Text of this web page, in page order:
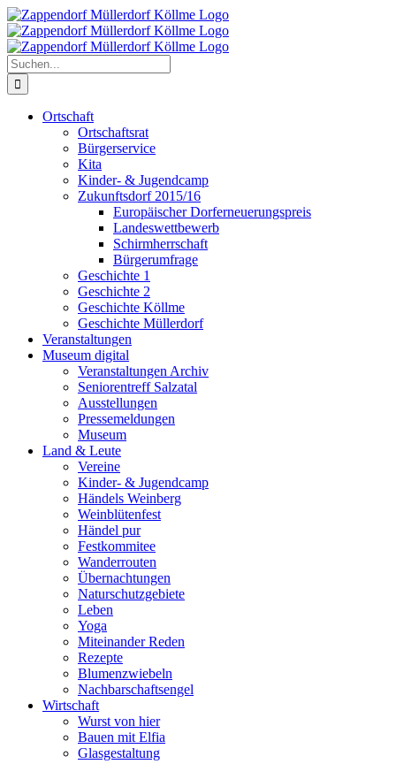
Zum
Inhalt
springen
Suche
nach:
Ortschaft
Ortschaftsrat
Bürgerservice
Kita
Kinder- & Jugendcamp
Zukunftsdorf 2015/16
Europäischer Dorferneuerungspreis
Landeswettbewerb
Schirmherrschaft
Bürgerumfrage
Geschichte 1
Geschichte 2
Geschichte Köllme
Geschichte Müllerdorf
Veranstaltungen
Museum digital
Veranstaltungen Archiv
Seniorentreff Salzatal
Ausstellungen
Pressemeldungen
Museum
Land & Leute
Vereine
Kinder- & Jugendcamp
Händels Weinberg
Weinblütenfest
Händel pur
Festkommitee
Wanderrouten
Übernachtungen
Naturschutzgebiete
Leben
Yoga
Miteinander Reden
Rezepte
Blumenzwiebeln
Nachbarschaftsengel
Wirtschaft
Wurst von hier
Bauen mit Elfia
Glasgestaltung